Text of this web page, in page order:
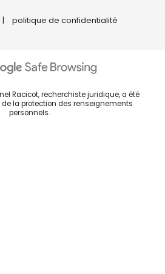
| politique de confidentialité
Racicot, recherchiste juridique, a été
la protection des renseignements
personnels.